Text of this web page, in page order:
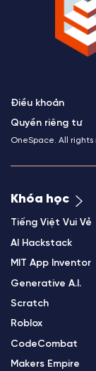
Điều khoản
Quyền riêng tư
OneSpace. All rights
Khóa học
Tiếng Việt Vui Vẻ
AI Hackstack
MIT App Inventor
Generative A.I.
Scratch
Roblox
CodeCombat
Makers Empire